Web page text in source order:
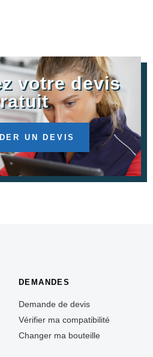
votre devis
UN DEVIS
DEMANDES
Demande de devis
Vérifier ma compatibilité
Changer ma bouteille